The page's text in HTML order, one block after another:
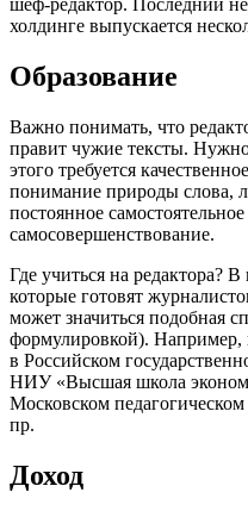
холдинге выпускается
Образование
Важно понимать, что
правит чужие тексты.
этого требуется
понимание природы слова,
постоянное
самосовершенствование.
Где учиться на редактора?
которые готовят
может значиться подобная
формулировкой).
в Российском
НИУ «Высшая школа
Московском
пр.
Доход